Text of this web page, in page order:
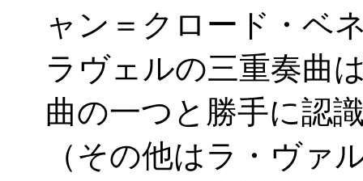
ャン＝クロード・ベ
ラヴェルの三重奏曲
曲の一つと勝手に認
（その他はラ・ヴァ